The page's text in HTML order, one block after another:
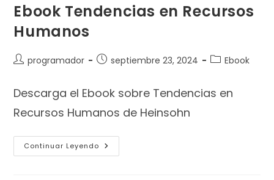
Ebook Tendencias en Recursos
Humanos
programador septiembre 23, 2024 Ebook
Descarga el Ebook sobre Tendencias en
Recursos Humanos de Heinsohn
Continuar Leyendo